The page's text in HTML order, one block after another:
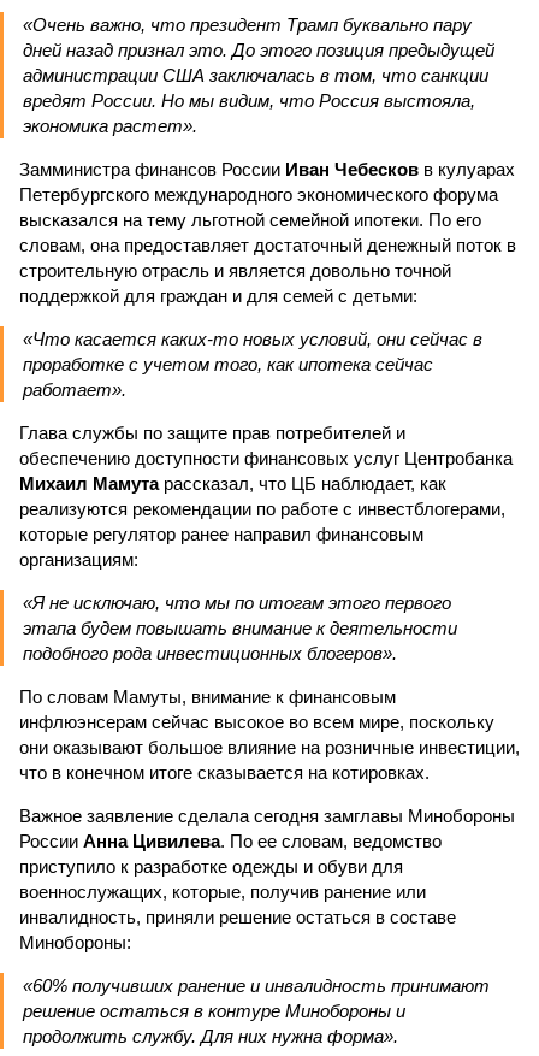
«Очень важно, что президент Трамп буквально пару
дней назад признал это. До этого позиция предыдущей
администрации США заключалась в том, что санкции
вредят России. Но мы видим, что Россия выстояла,
экономика растет».
Замминистра финансов России Иван Чебесков в кулуарах
Петербургского международного экономического форума
высказался на тему льготной семейной ипотеки. По его
словам, она предоставляет достаточный денежный поток в
строительную отрасль и является довольно точной
поддержкой для граждан и для семей с детьми:
«Что касается каких-то новых условий, они сейчас в
проработке с учетом того, как ипотека сейчас
работает».
Глава службы по защите прав потребителей и
обеспечению доступности финансовых услуг Центробанка
Михаил Мамутарассказал, что ЦБ наблюдает, как
реализуются рекомендации по работе с инвестблогерами,
которые регулятор ранее направил финансовым
организациям:
«Я не исключаю, что мы по итогам этого первого
этапа будем повышать внимание к деятельности
подобного рода инвестиционных блогеров».
По словам Мамуты, внимание к финансовым
инфлюэнсерам сейчас высокое во всем мире, поскольку
они оказывают большое влияние на розничные инвестиции,
что в конечном итоге сказывается на котировках.
Важное заявление сделала сегодня замглавы Минобороны
России Анна Цивилева. По ее словам, ведомство
приступило к разработке одежды и обуви для
военнослужащих, которые, получив ранение или
инвалидность, приняли решение остаться в составе
Минобороны:
«60% получивших ранение и инвалидность принимают
решение остаться в контуре Минобороны и
продолжить службу. Для них нужна форма».